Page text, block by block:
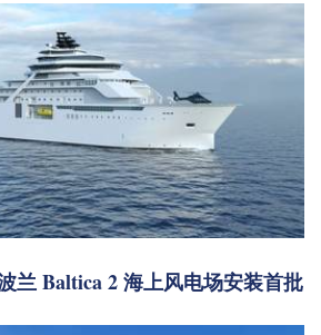
兰 Baltica 2 海上风电场安装首批